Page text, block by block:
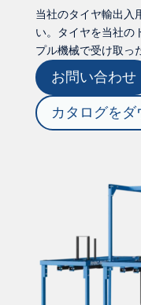
当社のタイヤ輸出入
い。タイヤを当社の
プル機械で受け取っ
お問い合わせ
カタログをダ